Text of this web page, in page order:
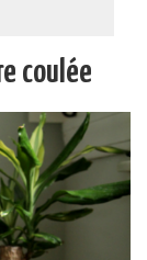
coulée